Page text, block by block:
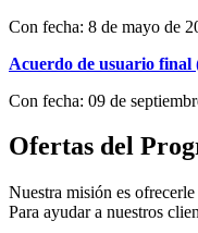
Con fecha: 8 de mayo de
Acuerdo de usuario
Con fecha: 09 de
Ofertas del
Nuestra misión es
Para ayudar a nuestros